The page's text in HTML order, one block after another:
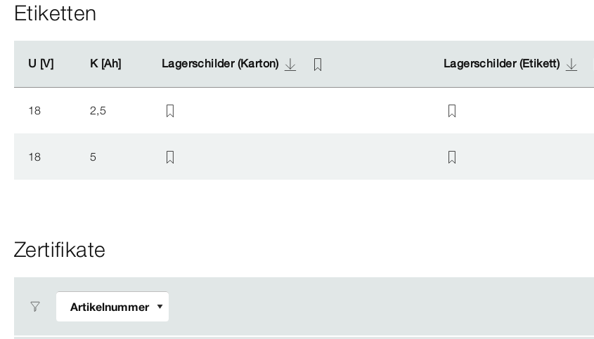
Etiketten
U [V] K [Ah] Lagerschilder (Karton) Lagerschilder (Etikett)
U [V] K [Ah] Lagerschilder (Karton) Lagerschilder (Etikett)
18 2,5
18 5
Zertifikate